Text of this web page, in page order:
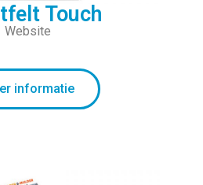
Touch
Website
informatie